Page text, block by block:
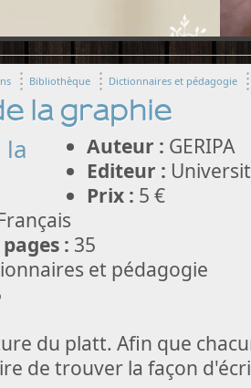
Bibliothèque Dictionnaires et pédagogie
la graphie
Auteur : GERIPA
Editeur :
Prix : 5 €
: 35
et pédagogie
du platt. Afin que
de trouver la façon